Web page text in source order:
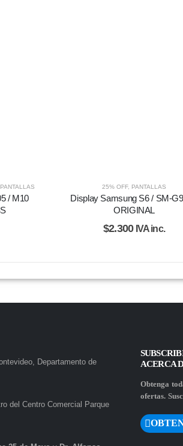
PANTALLAS
/ M10
25% OFF, PANTALLAS
Display Samsung S6 / SM-
ORIGINAL
$2.300 IVA inc.
Departamento de
del Centro Comercial Parque
ACERCA
Obtenga
ofertas.